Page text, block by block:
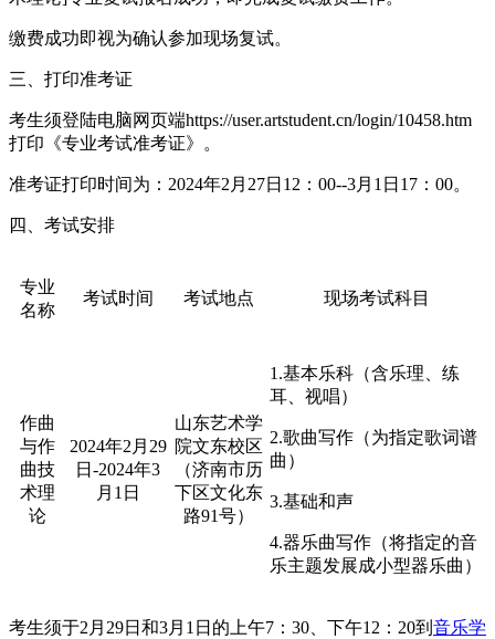
缴费成功即视为确认参加现场复试。
三、打印准考证
考生须登陆电脑网页端https://user.artstudent.cn/login/10458.htm
打印《专业考试准考证》。
准考证打印时间为：2024年2月27日12：00--3月1日17：00。
四、考试安排
专业
名称
考试时间 考试地点 现场考试科目
作曲
与作
曲技
术理
论
2024年2月29
日-2024年3
月1日
山东艺术学
院文东校区
（济南市历
下区文化东
路91号）
1.基本乐科（含乐理、练
耳、视唱）
2.歌曲写作（为指定歌词谱
曲）
3.基础和声
4.器乐曲写作（将指定的音
乐主题发展成小型器乐曲）
考生须于2月29日和3月1日的上午7：30、下午12：20到 音乐学